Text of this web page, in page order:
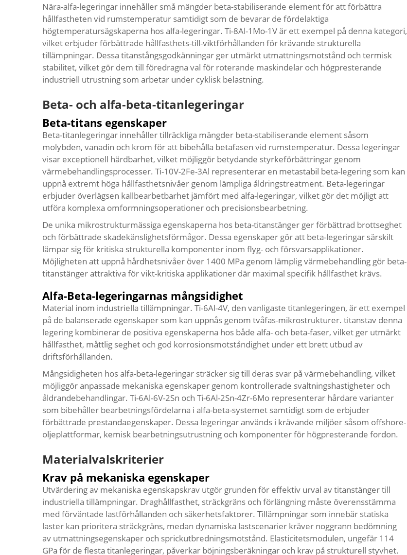
Nära-alfa-legeringar innehåller små mängder beta-stabiliserande element för att förbättra
hållfastheten vid rumstemperatur samtidigt som de bevarar de fördelaktiga
högtemperatursägskaperna hos alfa-legeringar. Ti-8Al-1Mo-1V är ett exempel på denna kategori,
vilket erbjuder förbättrade hållfasthets-till-viktförhållanden för krävande strukturella
tillämpningar. Dessa titanstångsgodkänningar ger utmärkt utmattningsmotstånd och termisk
stabilitet, vilket gör dem till föredragna val för roterande maskindelar och högpresterande
industriell utrustning som arbetar under cyklisk belastning.
Beta- och alfa-beta-titanlegeringar
Beta-titans egenskaper
Beta-titanlegeringar innehåller tillräckliga mängder beta-stabiliserande element såsom
molybden, vanadin och krom för att bibehålla betafasen vid rumstemperatur. Dessa legeringar
visar exceptionell härdbarhet, vilket möjliggör betydande styrkeförbättringar genom
värmebehandlingsprocesser. Ti-10V-2Fe-3Al representerar en metastabil beta-legering som kan
uppnå extremt höga hållfasthetsnivåer genom lämpliga åldringstreatment. Beta-legeringar
erbjuder överlägsen kallbearbetbarhet jämfört med alfa-legeringar, vilket gör det möjligt att
utföra komplexa omformningsoperationer och precisionsbearbetning.
De unika mikrostrukturmässiga egenskaperna hos beta-titanstänger ger förbättrad brottseghet
och förbättrade skadekänslighetsförmågor. Dessa egenskaper gör att beta-legeringar särskilt
lämpar sig för kritiska strukturella komponenter inom flyg- och försvarsapplikationer.
Möjligheten att uppnå hårdhetsnivåer över 1400 MPa genom lämplig värmebehandling gör beta-
titanstänger attraktiva för vikt-kritiska applikationer där maximal specifik hållfasthet krävs.
Alfa-Beta-legeringarnas mångsidighet
Material inom industriella tillämpningar. Ti-6Al-4V, den vanligaste titanlegeringen, är ett exempel
på de balanserade egenskaper som kan uppnås genom tvåfas-mikrostrukturer. titanstav denna
legering kombinerar de positiva egenskaperna hos både alfa- och beta-faser, vilket ger utmärkt
hållfasthet, måttlig seghet och god korrosionsmotståndighet under ett brett utbud av
driftsförhållanden.
Mångsidigheten hos alfa-beta-legeringar sträcker sig till deras svar på värmebehandling, vilket
möjliggör anpassade mekaniska egenskaper genom kontrollerade svaltningshastigheter och
åldrandebehandlingar. Ti-6Al-6V-2Sn och Ti-6Al-2Sn-4Zr-6Mo representerar hårdare varianter
som bibehåller bearbetningsfördelarna i alfa-beta-systemet samtidigt som de erbjuder
förbättrade prestandaegenskaper. Dessa legeringar används i krävande miljöer såsom offshore-
oljeplattformar, kemisk bearbetningsutrustning och komponenter för högpresterande fordon.
Materialvalskriterier
Krav på mekaniska egenskaper
Utvärdering av mekaniska egenskapskrav utgör grunden för effektiv urval av titanstänger till
industriella tillämpningar. Draghållfasthet, sträckgräns och förlängning måste överensstämma
med förväntade lastförhållanden och säkerhetsfaktorer. Tillämpningar som innebär statiska
laster kan prioritera sträckgräns, medan dynamiska lastscenarier kräver noggrann bedömning
av utmattningsegenskaper och sprickutbredningsmotstånd. Elasticitetsmodulen, ungefär 114
GPa för de flesta titanlegeringar, påverkar böjningsberäkningar och krav på strukturell styvhet.